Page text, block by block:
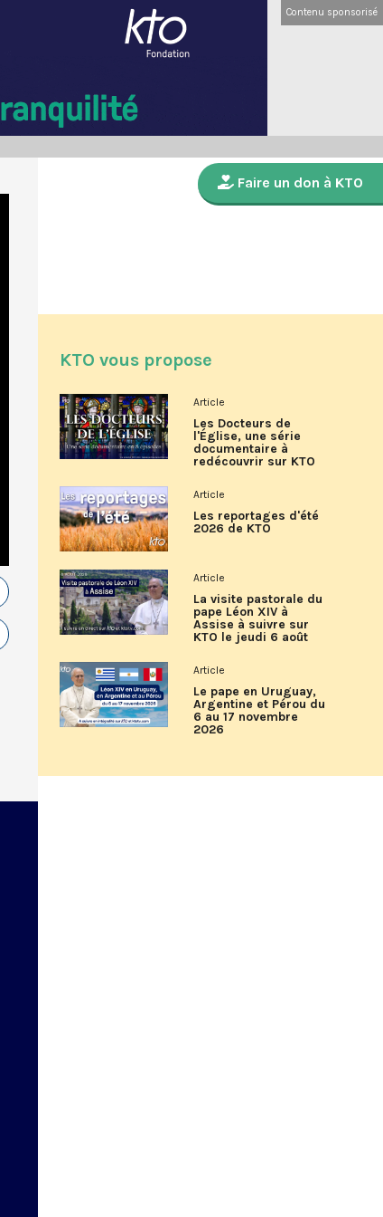
Contenu sponsorisé
Faire un don à KTO
KTO vous propose
Article
Les Docteurs de
l'Église, une série
documentaire à
redécouvrir sur KTO
Article
Les reportages d'été
2026 de KTO
Article
La visite pastorale du
pape Léon XIV à
Assise à suivre sur
KTO le jeudi 6 août
Article
Le pape en Uruguay,
Argentine et Pérou du
6 au 17 novembre
2026